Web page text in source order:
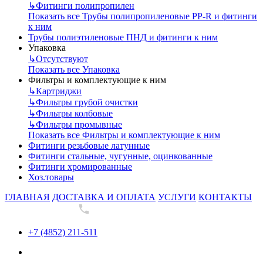
↳Фитинги полипропилен
Показать все Трубы полипропиленовые PP-R и фитинги
к ним
Трубы полиэтиленовые ПНД и фитинги к ним
Упаковка
↳Отсутствуют
Показать все Упаковка
Фильтры и комплектующие к ним
↳Картриджи
↳Фильтры грубой очистки
↳Фильтры колбовые
↳Фильтры промывные
Показать все Фильтры и комплектующие к ним
Фитинги резьбовые латунные
Фитинги стальные, чугунные, оцинкованные
Фитинги хромированные
Хоз.товары
ГЛАВНАЯ ДОСТАВКА И ОПЛАТА УСЛУГИ КОНТАКТЫ
+7 (4852) 211-511